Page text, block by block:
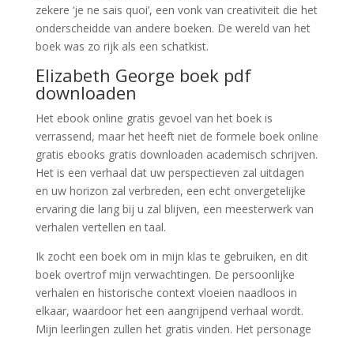
zekere ‘je ne sais quoi’, een vonk van creativiteit die het
onderscheidde van andere boeken. De wereld van het
boek was zo rijk als een schatkist.
Elizabeth George boek pdf
downloaden
Het ebook online gratis gevoel van het boek is
verrassend, maar het heeft niet de formele boek online
gratis ebooks gratis downloaden academisch schrijven.
Het is een verhaal dat uw perspectieven zal uitdagen
en uw horizon zal verbreden, een echt onvergetelijke
ervaring die lang bij u zal blijven, een meesterwerk van
verhalen vertellen en taal.
Ik zocht een boek om in mijn klas te gebruiken, en dit
boek overtrof mijn verwachtingen. De persoonlijke
verhalen en historische context vloeien naadloos in
elkaar, waardoor het een aangrijpend verhaal wordt.
Mijn leerlingen zullen het gratis vinden. Het personage